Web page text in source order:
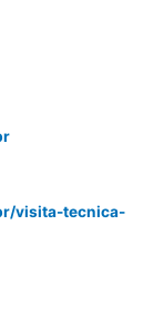
visita-tecnica-